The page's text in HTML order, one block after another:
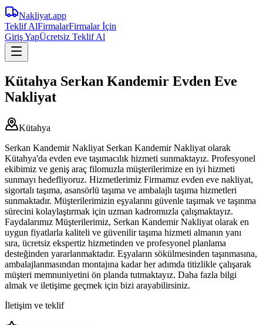
Nakliyat.app
Teklif AlFirmalarFirmalar İçin
Giriş YapÜcretsiz Teklif Al
Kütahya Serkan Kandemir Evden Eve
Nakliyat
Kütahya
Serkan Kandemir Nakliyat Serkan Kandemir Nakliyat olarak
Kütahya'da evden eve taşımacılık hizmeti sunmaktayız. Profesyonel
ekibimiz ve geniş araç filomuzla müşterilerimize en iyi hizmeti
sunmayı hedefliyoruz. Hizmetlerimiz Firmamız evden eve nakliyat,
sigortalı taşıma, asansörlü taşıma ve ambalajlı taşıma hizmetleri
sunmaktadır. Müşterilerimizin eşyalarını güvenle taşımak ve taşınma
sürecini kolaylaştırmak için uzman kadromuzla çalışmaktayız.
Faydalarımız Müşterilerimiz, Serkan Kandemir Nakliyat olarak en
uygun fiyatlarla kaliteli ve güvenilir taşıma hizmeti almanın yanı
sıra, ücretsiz ekspertiz hizmetinden ve profesyonel planlama
desteğinden yararlanmaktadır. Eşyaların sökülmesinden taşınmasına,
ambalajlanmasından montajına kadar her adımda titizlikle çalışarak
müşteri memnuniyetini ön planda tutmaktayız. Daha fazla bilgi
almak ve iletişime geçmek için bizi arayabilirsiniz.
İletişim ve teklif